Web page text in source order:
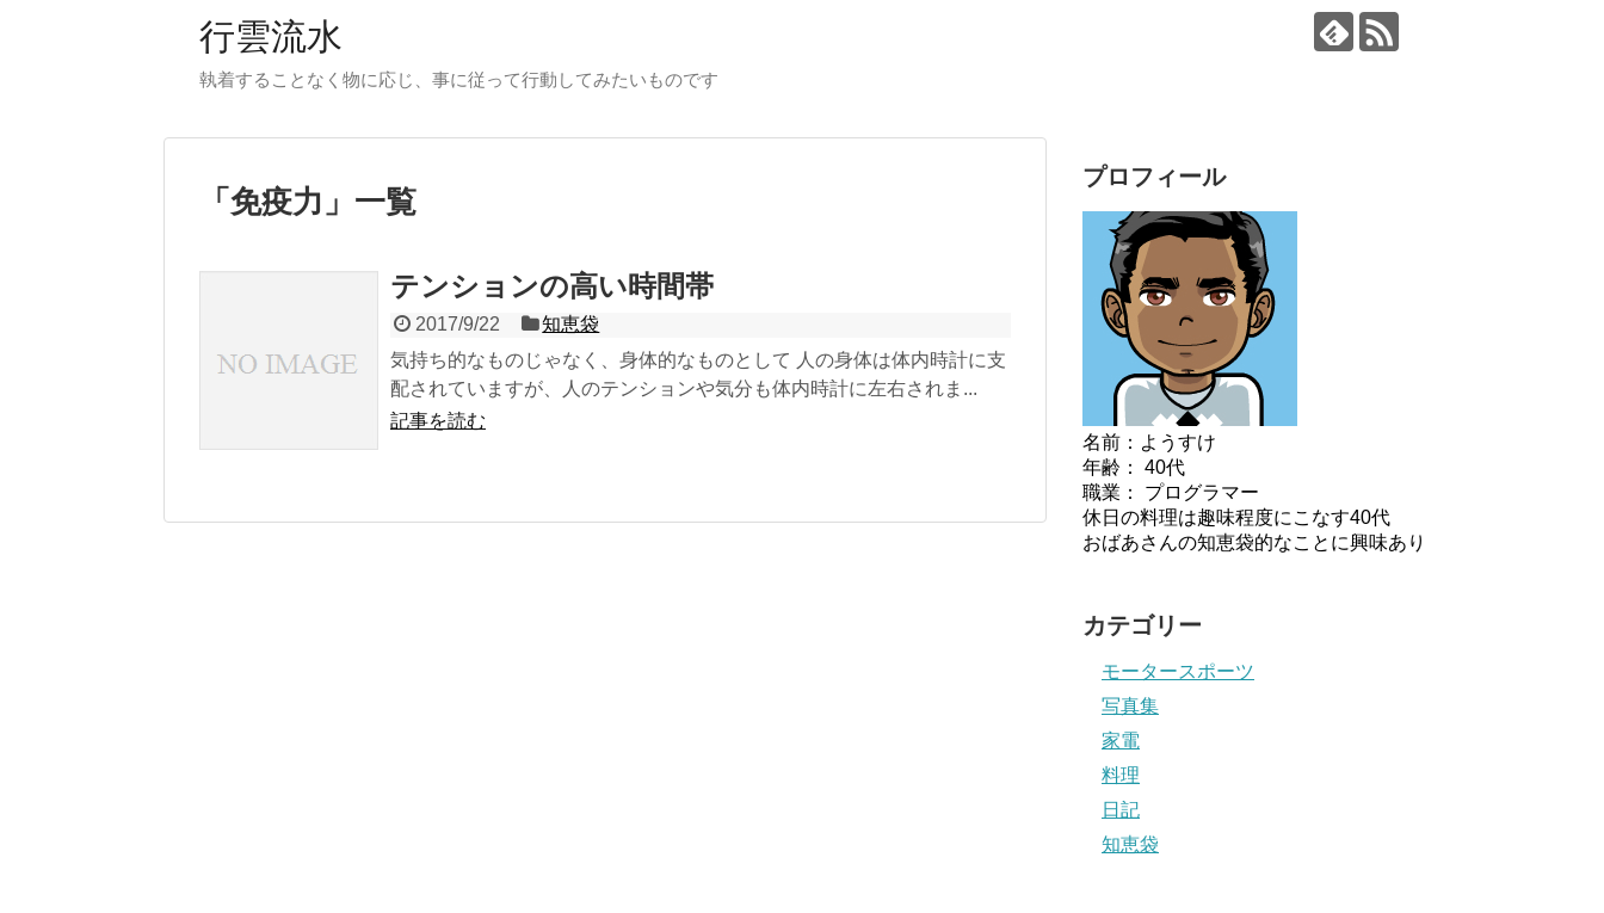
行雲流水
執着することなく物に応じ、事に従って行動してみたいものです
「 免疫力 」 一覧
テンションの高い時間帯
2017/9/22
知恵袋
気持ち的なものじゃなく、身体的なものとして 人の身体は体内時計に支
配されていますが、人のテンションや気分も体内時計に左右されま...
記事を読む
プロフィール
名前：ようすけ
年齢： 40代
職業： プログラマー
休日の料理は趣味程度にこなす40代
おばあさんの知恵袋的なことに興味あり
カテゴリー
モータースポーツ
写真集
家電
料理
日記
知恵袋